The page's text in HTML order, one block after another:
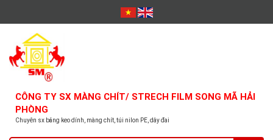
CÔNG TY SX MÀNG CHÍT/ STRECH FILM SONG MÃ HẢI
PHÒNG
Chuyên sx băng keo dính, màng chít, túi nilon PE, dây đai